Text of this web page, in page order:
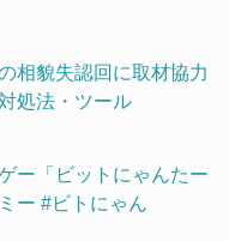
相貌失認回に取材協力
処法・ツール
ー「ビットにゃんたー
ー #ビトにゃん